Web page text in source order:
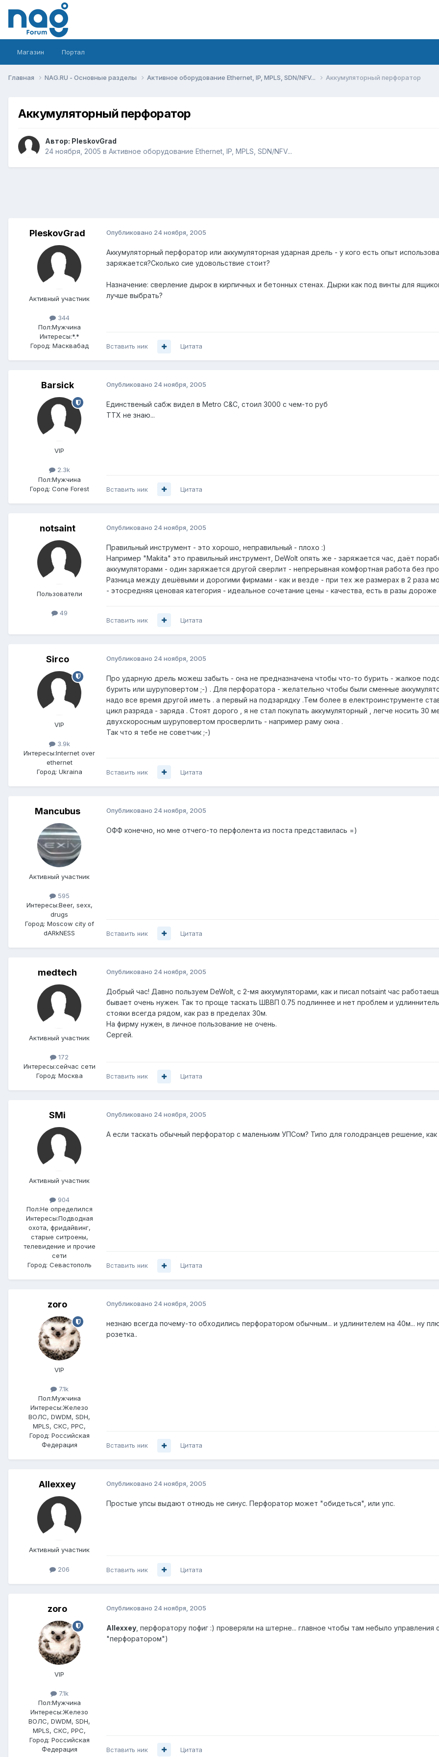
Магазин Портал
Главная NAG.RU - Основные разделы Активное оборудование Ethernet, IP, MPLS, SDN/NFV... Аккумуляторный перфоратор
Аккумуляторный перфоратор
Автор: PleskovGrad
24 ноября, 2005 в Активное оборудование Ethernet, IP, MPLS, SDN/NFV...
PleskovGrad
Активный участник
344
Пол:Мужчина
Интересы:*.*
Город: Масквабад
Опубликовано 24 ноября, 2005
Аккумуляторный перфоратор или аккумуляторная ударная дрель - у кого есть опыт
заряжается?Сколько сие удовольствие стоит?
Назначение: сверление дырок в кирпичных и бетонных стенах. Дырки как под винты для
лучше выбрать?
Вставить ник Цитата
Barsick
VIP
2.3k
Пол:Мужчина
Город: Cone Forest
Опубликовано 24 ноября, 2005
Единственый сабж видел в Metro C&C, стоил 3000 с чем-то руб
ТТХ не знаю...
Вставить ник Цитата
notsaint
Пользователи
49
Опубликовано 24 ноября, 2005
Правильный инструмент - это хорошо, неправильный - плохо :)
Например "Makita" это правильный инструмент, DeWolt опять же - заряжается час, даёт
аккумуляторами - один заряжается другой сверлит - непрерывная комфортная работа без
Разница между дешёвыми и дорогими фирмами - как и везде - при тех же размерах в 2 раза
- этосредняя ценовая категория - идеальное сочетание цены - качества, есть в разы
Вставить ник Цитата
Sirco
VIP
3.9k
Интересы:Internet over
ethernet
Город: Ukraina
Опубликовано 24 ноября, 2005
Про ударную дрель можеш забыть - она не предназначена чтобы что-то бурить - жалкое
бурить или шуруповертом ;-) . Для перфоратора - желательно чтобы были сменные
надо все время другой иметь . а первый на подзарядку .Тем более в електроинструменте
цикл разряда - заряда . Стоят дорого , я не стал покупать аккумуляторный , легче носить
двухскоросным шуруповертом просверлить - например раму окна .
Так что я тебе не советчик ;-)
Вставить ник Цитата
Mancubus
Активный участник
595
Интересы:Beer, sexx,
drugs
Город: Moscow city of
dARkNESS
Опубликовано 24 ноября, 2005
ОФФ конечно, но мне отчего-то перфолента из поста представилась =)
Вставить ник Цитата
medtech
Активный участник
172
Интересы:сейчас сети
Город: Москва
Опубликовано 24 ноября, 2005
Добрый час! Давно пользуем DeWolt, с 2-мя аккумуляторами, как и писал notsaint час
бывает очень нужен. Так то проще таскать ШВВП 0.75 подлиннее и нет проблем и
стояки всегда рядом, как раз в пределах 30м.
На фирму нужен, в личное пользование не очень.
Сергей.
Вставить ник Цитата
SMi
Активный участник
904
Пол:Не определился
Интересы:Подводная
охота, фридайвинг,
старые ситроены,
телевидение и прочие
сети
Город: Севастополь
Опубликовано 24 ноября, 2005
А если таскать обычный перфоратор с маленьким УПСом? Типо для голодранцев решение, как
Вставить ник Цитата
zoro
VIP
7.1k
Пол:Мужчина
Интересы:Железо
ВОЛС, DWDM, SDH,
MPLS, СКС, РРС,
Город: Российская
Федерация
Опубликовано 24 ноября, 2005
незнаю всегда почему-то обходились перфоратором обычным... и удлинителем на 40м... ну
розетка..
Вставить ник Цитата
Allexxey
Активный участник
206
Опубликовано 24 ноября, 2005
Простые упсы выдают отнюдь не синус. Перфоратор может "обидеться", или упс.
Вставить ник Цитата
zoro
VIP
7.1k
Пол:Мужчина
Интересы:Железо
ВОЛС, DWDM, SDH,
MPLS, СКС, РРС,
Город: Российская
Федерация
Опубликовано 24 ноября, 2005
Allexxey , перфоратору пофиг :) проверяли на штерне... главное чтобы там небыло
"перфоратором")
Вставить ник Цитата